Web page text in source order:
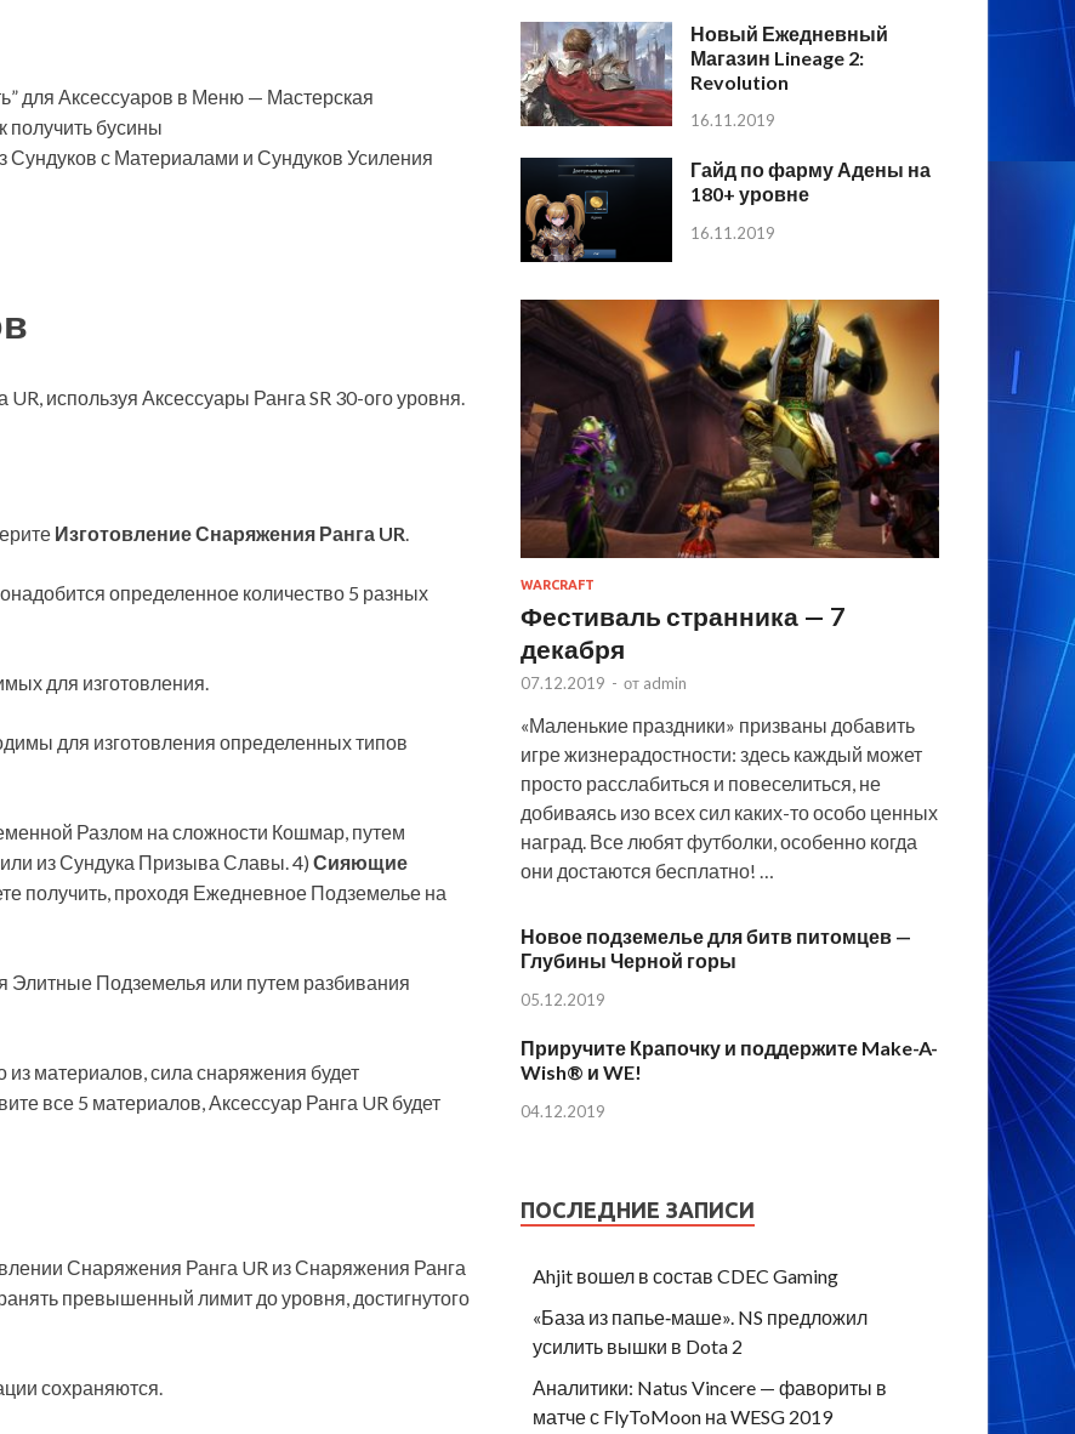
для Аксессуаров в Меню — Мастерская
бусины
с Материалами и Сундуков Усиления
используя Аксессуары Ранга SR 30-ого уровня.
Изготовление Снаряжения Ранга UR.
определенное количество 5 разных
для изготовления.
для изготовления определенных типов
Разлом на сложности Кошмар, путем
из Сундука Призыва Славы. 4) Сияющие
получить, проходя Ежедневное Подземелье на
Элитные Подземелья или путем разбивания
из материалов, сила снаряжения будет
все 5 материалов, Аксессуар Ранга UR будет
Снаряжения Ранга UR из Снаряжения Ранга
превышенный лимит до уровня, достигнутого
сохраняются.
Новый Ежедневный
Магазин Lineage 2:
Revolution
16.11.2019
Гайд по фарму Адены на
180+ уровне
16.11.2019
WARCRAFT
Фестиваль странника — 7
декабря
07.12.2019 - от admin
«Маленькие праздники» призваны добавить
игре жизнерадостности: здесь каждый может
просто расслабиться и повеселиться, не
добиваясь изо всех сил каких-то особо ценных
наград. Все любят футболки, особенно когда
они достаются бесплатно! …
Новое подземелье для битв питомцев —
Глубины Черной горы
05.12.2019
Приручите Крапочку и поддержите Make-A-
Wish® и WE!
04.12.2019
ПОСЛЕДНИЕ ЗАПИСИ
Ahjit вошел в состав CDEC Gaming
«База из папье‑маше». NS предложил
усилить вышки в Dota 2
Аналитики: Natus Vincere — фавориты в
матче с FlyToMoon на WESG 2019